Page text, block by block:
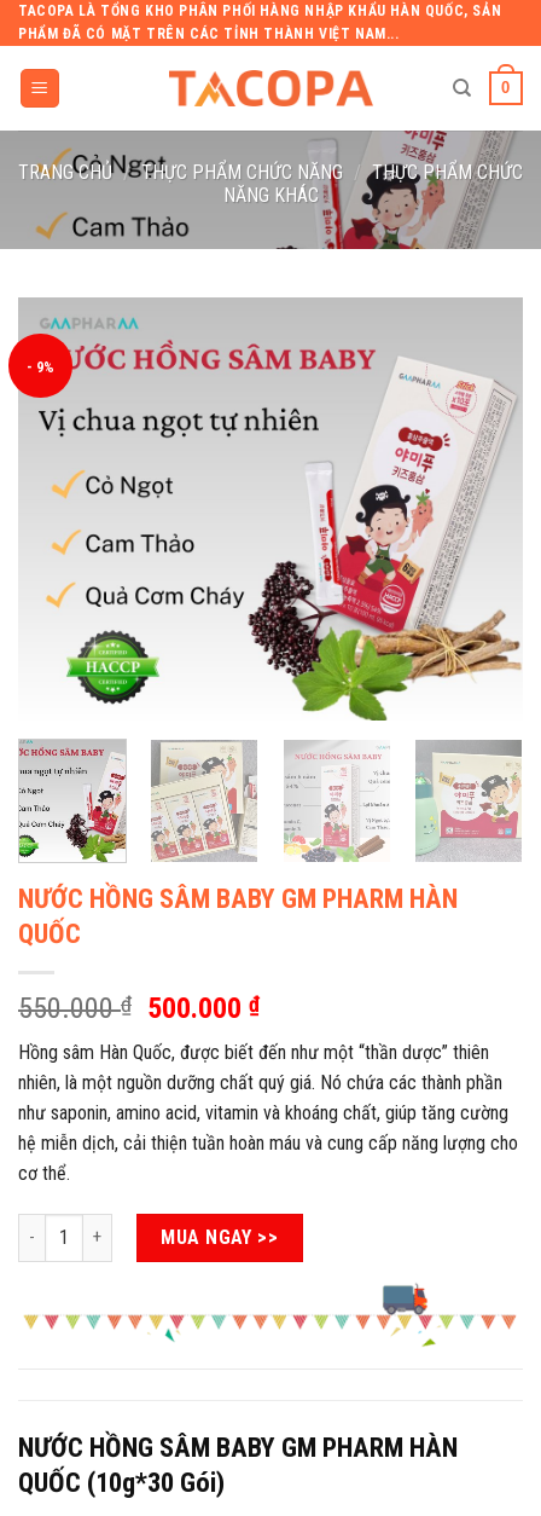
Skip
to
content
TACOPA LÀ TỔNG KHO PHÂN PHỐI HÀNG NHẬP KHẨU HÀN QUỐC, SẢN
PHẨM ĐÃ CÓ MẶT TRÊN CÁC TỈNH THÀNH VIỆT NAM...
kiếm:
0
TRANG CHỦ / THỰC PHẨM CHỨC NĂNG / THỰC PHẨM CHỨC
NĂNG KHÁC
- 9%
NƯỚC HỒNG SÂM BABY GM PHARM HÀN
QUỐC
550.000₫
Giá
gốc
là:
550.000 ₫.
500.000₫Giá
hiện
tại
là:
500.000 ₫.
Hồng sâm Hàn Quốc, được biết đến như một “thần dược” thiên
nhiên, là một nguồn dưỡng chất quý giá. Nó chứa các thành phần
như saponin, amino acid, vitamin và khoáng chất, giúp tăng cường
hệ miễn dịch, cải thiện tuần hoàn máu và cung cấp năng lượng cho
cơ thể.
NƯỚC HỒNG SÂM BABY GM PHARM HÀN QUỐC số lượng
MUA NGAY >>
NƯỚC HỒNG SÂM BABY GM PHARM HÀN
QUỐC (10g*30 Gói)